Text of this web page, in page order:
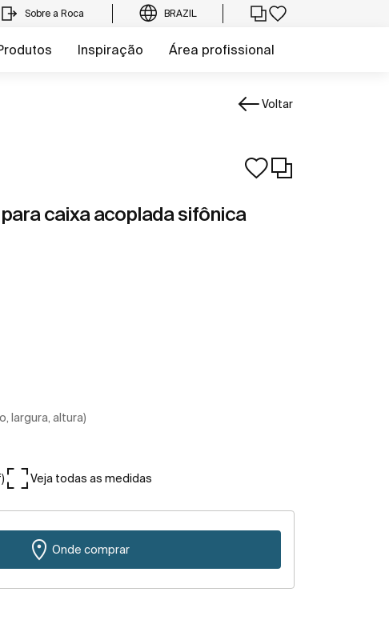
Sobre a Roca BRAZIL
Inspiração Área profissional
Voltar
para caixa acoplada sifônica
largura, altura)
Veja todas as medidas
Onde comprar